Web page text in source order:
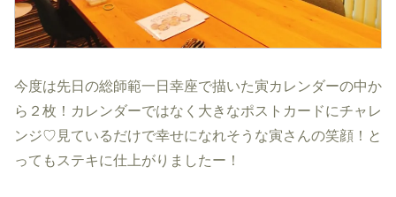
今度は先日の総師範一日幸座で描いた寅カレンダーの中か
ら２枚！カレンダーではなく大きなポストカードにチャレ
ンジ♡見ているだけで幸せになれそうな寅さんの笑顔！と
ってもステキに仕上がりましたー！